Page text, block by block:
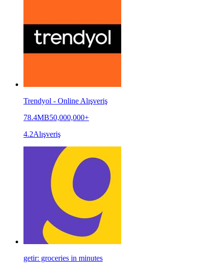
Trendyol - Online Alışveriş
78.4MB50,000,000+
4.2Alışveriş
getir: groceries in minutes